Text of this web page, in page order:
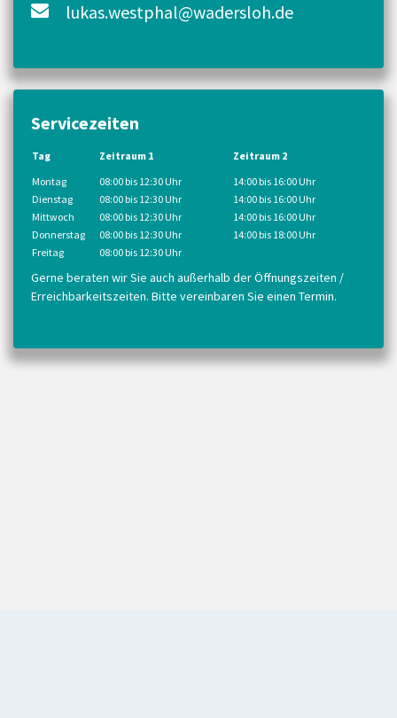
lukas.westphal@wadersloh.de
Servicezeiten
Tag Zeitraum 1
Zeitraum 2
Montag
08:00 bis 12:30 Uhr
14:00 bis 16:00 Uhr
Dienstag
08:00 bis 12:30 Uhr
14:00 bis 16:00 Uhr
Mittwoch
08:00 bis 12:30 Uhr
14:00 bis 16:00 Uhr
Donnerstag
08:00 bis 12:30 Uhr
14:00 bis 18:00 Uhr
Freitag
08:00 bis 12:30 Uhr
Gerne beraten wir Sie auch außerhalb der Öffnungszeiten /
Erreichbarkeitszeiten. Bitte vereinbaren Sie einen Termin.